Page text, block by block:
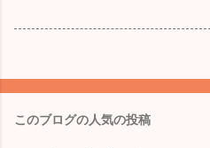
このブログの人気の投稿